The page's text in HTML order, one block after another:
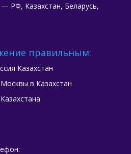
РФ, Казахстан, Беларусь,
правильным:
Казахстан
в Казахстан